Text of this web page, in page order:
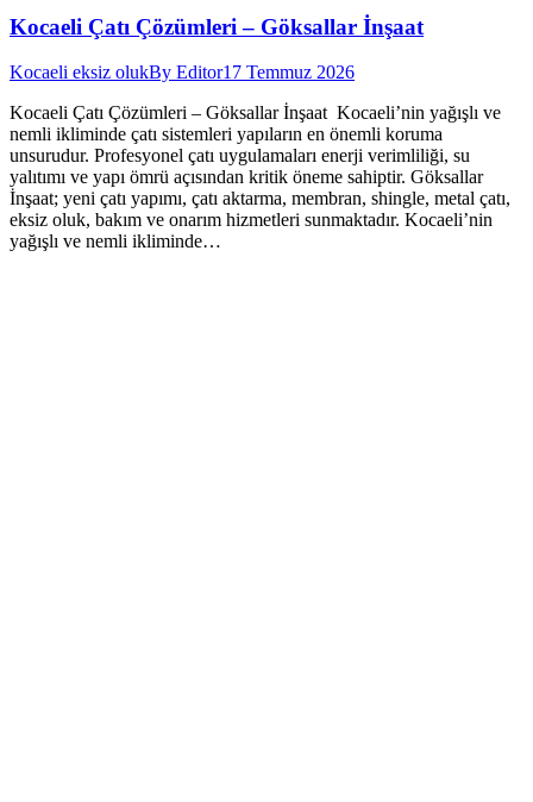
Kocaeli Çatı Çözümleri – Göksallar İnşaat
Kocaeli eksiz olukBy Editor17 Temmuz 2026
Kocaeli Çatı Çözümleri – Göksallar İnşaat Kocaeli’nin yağışlı ve
nemli ikliminde çatı sistemleri yapıların en önemli koruma
unsurudur. Profesyonel çatı uygulamaları enerji verimliliği, su
yalıtımı ve yapı ömrü açısından kritik öneme sahiptir. Göksallar
İnşaat; yeni çatı yapımı, çatı aktarma, membran, shingle, metal çatı,
eksiz oluk, bakım ve onarım hizmetleri sunmaktadır. Kocaeli’nin
yağışlı ve nemli ikliminde…